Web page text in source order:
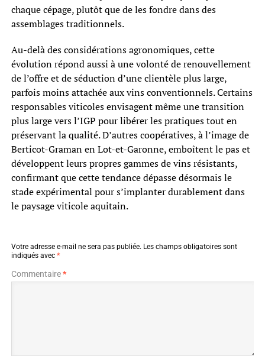
chaque cépage, plutôt que de les fondre dans des
assemblages traditionnels.
Au-delà des considérations agronomiques, cette
évolution répond aussi à une volonté de renouvellement
de l’offre et de séduction d’une clientèle plus large,
parfois moins attachée aux vins conventionnels. Certains
responsables viticoles envisagent même une transition
plus large vers l’IGP pour libérer les pratiques tout en
préservant la qualité. D’autres coopératives, à l’image de
Berticot-Graman en Lot-et-Garonne, emboîtent le pas et
développent leurs propres gammes de vins résistants,
confirmant que cette tendance dépasse désormais le
stade expérimental pour s’implanter durablement dans
le paysage viticole aquitain.
Votre adresse e-mail ne sera pas publiée. Les champs obligatoires sont
indiqués avec *
Commentaire*